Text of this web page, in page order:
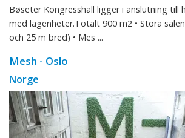
Bøseter Kongresshall ligger i anslutning till
med lägenheter.Totalt 900 m2 • Stora
och 25 m bred) • Mes ...
Mesh - Oslo
Norge